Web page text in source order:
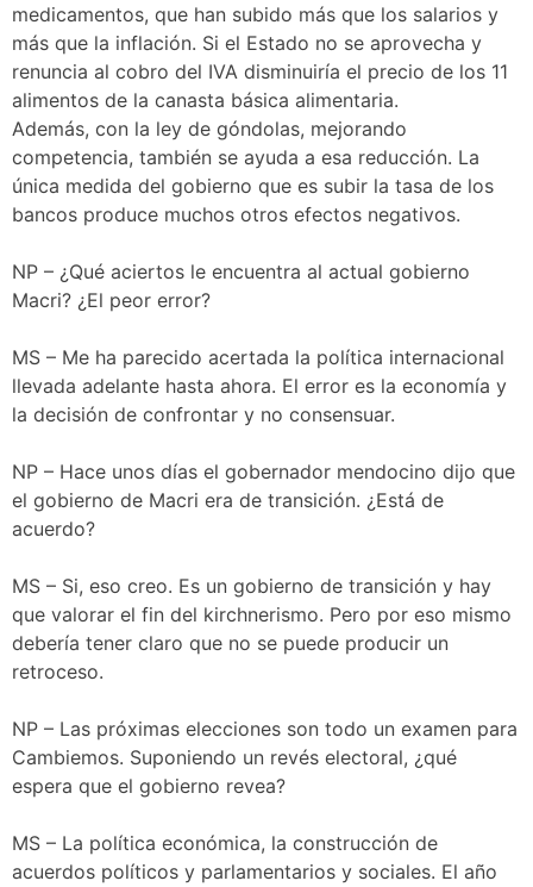
medicamentos, que han subido más que los salarios y
más que la inflación. Si el Estado no se aprovecha y
renuncia al cobro del IVA disminuiría el precio de los 11
alimentos de la canasta básica alimentaria.
Además, con la ley de góndolas, mejorando
competencia, también se ayuda a esa reducción. La
única medida del gobierno que es subir la tasa de los
bancos produce muchos otros efectos negativos.
NP – ¿Qué aciertos le encuentra al actual gobierno
Macri? ¿El peor error?
MS – Me ha parecido acertada la política internacional
llevada adelante hasta ahora. El error es la economía y
la decisión de confrontar y no consensuar.
NP – Hace unos días el gobernador mendocino dijo que
el gobierno de Macri era de transición. ¿Está de
acuerdo?
MS – Si, eso creo. Es un gobierno de transición y hay
que valorar el fin del kirchnerismo. Pero por eso mismo
debería tener claro que no se puede producir un
retroceso.
NP – Las próximas elecciones son todo un examen para
Cambiemos. Suponiendo un revés electoral, ¿qué
espera que el gobierno revea?
MS – La política económica, la construcción de
acuerdos políticos y parlamentarios y sociales. El año